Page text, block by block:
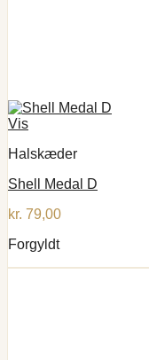
Vis
Halskæder
Shell Medal D
kr. 79,00
Forgyldt